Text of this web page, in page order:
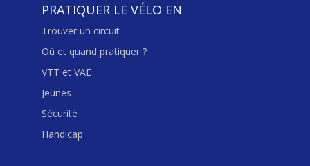
PRATIQUER LE VÉLO EN
Trouver un circuit
Où et quand pratiquer ?
VTT et VAE
Jeunes
Sécurité
Handicap